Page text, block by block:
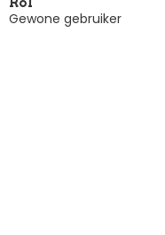
Gewone gebruiker